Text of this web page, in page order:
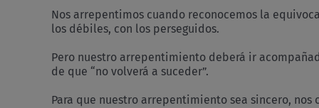
Nos arrepentimos cuando reconocemos la
los débiles, con los perseguidos.
Pero nuestro arrepentimiento deberá ir
de que “no volverá a suceder”.
Para que nuestro arrepentimiento sea sincero, nos